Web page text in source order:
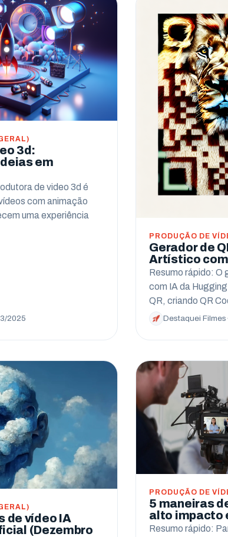
3d:
em
de video 3d é
com animação
uma experiência
2025
PRODUÇÃO DE
Gerador de
Artístico com
Resumo rápido: O
com IA da
QR, criando QR
Destaquei Filmes
de vídeo IA
(Dezembro
PRODUÇÃO DE
5 maneiras
alto impacto
Resumo rápido: